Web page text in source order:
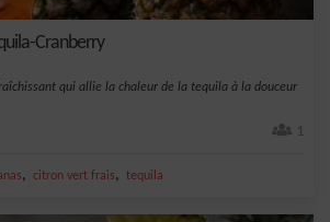
Cranberry
qui allie la chaleur de la tequila à la douceur
1
, citron vert frais, tequila